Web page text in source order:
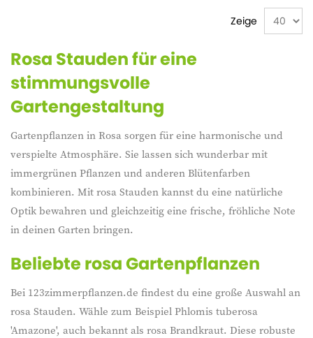
Zeige
Rosa Stauden für eine
stimmungsvolle
Gartengestaltung
Gartenpflanzen in Rosa sorgen für eine harmonische und
verspielte Atmosphäre. Sie lassen sich wunderbar mit
immergrünen Pflanzen und anderen Blütenfarben
kombinieren. Mit rosa Stauden kannst du eine natürliche
Optik bewahren und gleichzeitig eine frische, fröhliche Note
in deinen Garten bringen.
Beliebte rosa Gartenpflanzen
Bei 123zimmerpflanzen.de findest du eine große Auswahl an
rosa Stauden. Wähle zum Beispiel Phlomis tuberosa
'Amazone', auch bekannt als rosa Brandkraut. Diese robuste